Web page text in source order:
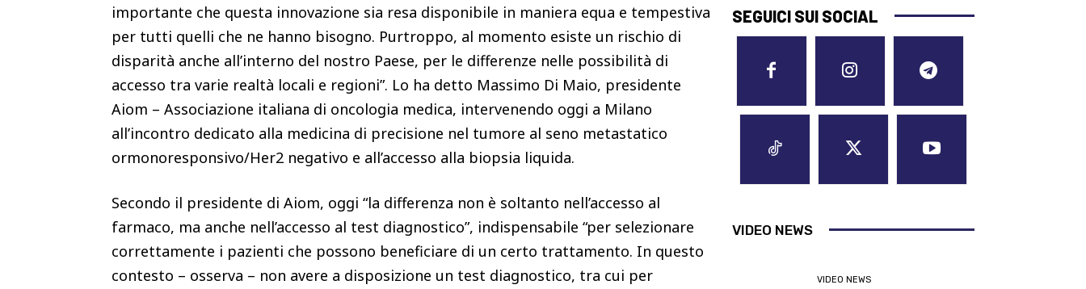
importante che questa innovazione sia resa disponibile in maniera equa e tempestiva
per tutti quelli che ne hanno bisogno. Purtroppo, al momento esiste un rischio di
disparità anche all’interno del nostro Paese, per le differenze nelle possibilità di
accesso tra varie realtà locali e regioni”. Lo ha detto Massimo Di Maio, presidente
Aiom – Associazione italiana di oncologia medica, intervenendo oggi a Milano
all’incontro dedicato alla medicina di precisione nel tumore al seno metastatico
ormonoresponsivo/Her2 negativo e all’accesso alla biopsia liquida.
Secondo il presidente di Aiom, oggi “la differenza non è soltanto nell’accesso al
farmaco, ma anche nell’accesso al test diagnostico”, indispensabile “per selezionare
correttamente i pazienti che possono beneficiare di un certo trattamento. In questo
contesto – osserva – non avere a disposizione un test diagnostico, tra cui per
SEGUICI SUI SOCIAL
VIDEO NEWS
VIDEO NEWS